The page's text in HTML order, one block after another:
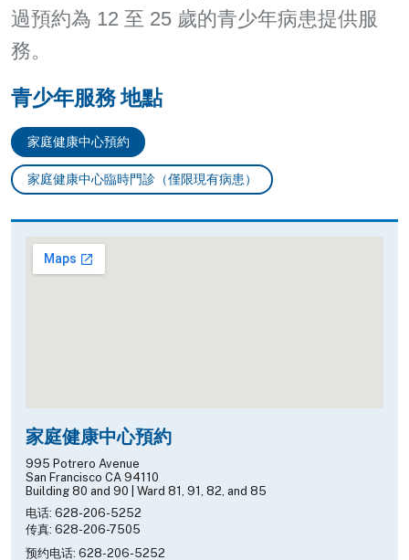
過預約為 12 至 25 歲的青少年病患提供服
務。
青少年服務 地點
家庭健康中心預約
家庭健康中心臨時門診（僅限現有病患）
家庭健康中心預約
995 Potrero Avenue
San Francisco CA 94110
Building 80 and 90 | Ward 81, 91, 82, and 85
电话: 628-206-5252
传真: 628-206-7505
预约电话: 628-206-5252